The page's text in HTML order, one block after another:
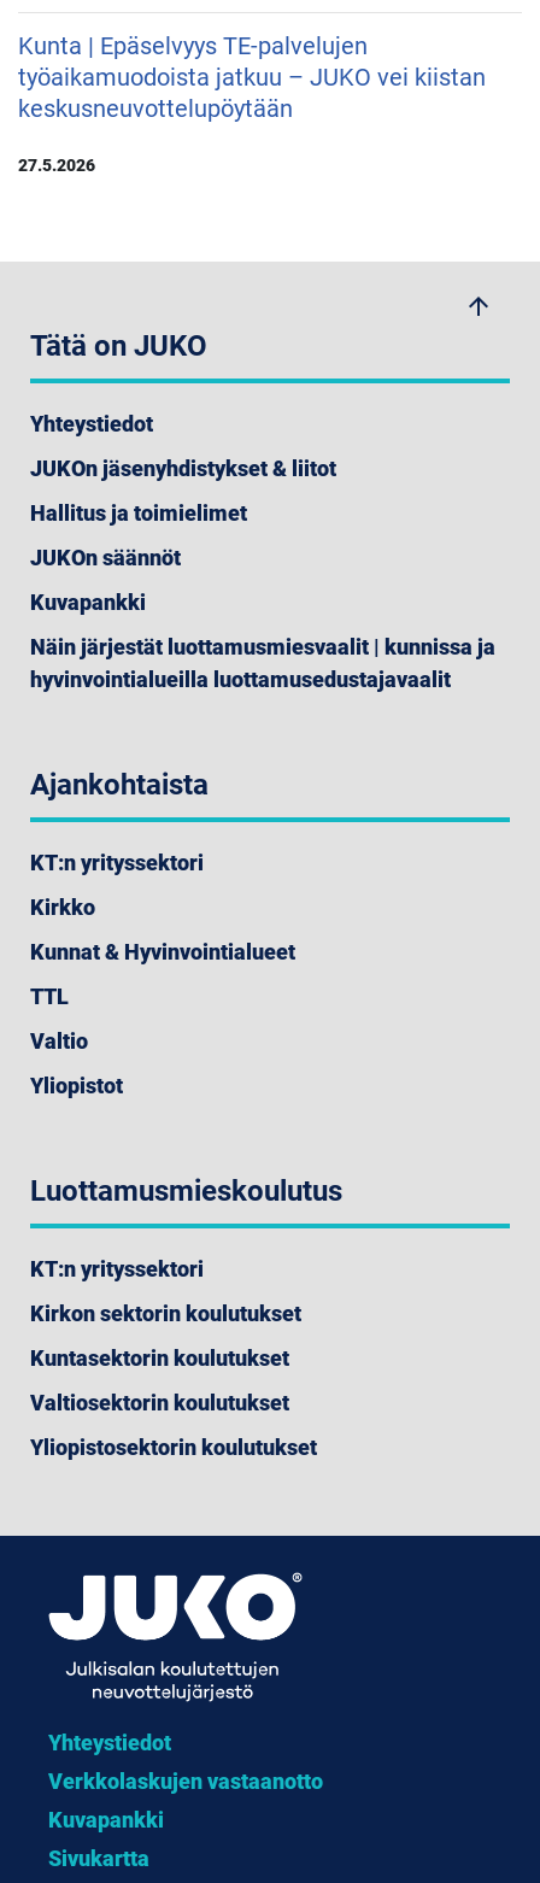
Kunta | Epäselvyys TE-palvelujen
työaikamuodoista jatkuu – JUKO vei kiistan
keskusneuvottelupöytään
27.5.2026
arrow_upwards
Tätä on JUKO
Yhteystiedot
JUKOn jäsenyhdistykset & liitot
Hallitus ja toimielimet
JUKOn säännöt
Kuvapankki
Näin järjestät luottamusmiesvaalit | kunnissa ja
hyvinvointialueilla luottamusedustajavaalit
Ajankohtaista
KT:n yrityssektori
Kirkko
Kunnat & Hyvinvointialueet
TTL
Valtio
Yliopistot
Luottamusmieskoulutus
KT:n yrityssektori
Kirkon sektorin koulutukset
Kuntasektorin koulutukset
Valtiosektorin koulutukset
Yliopistosektorin koulutukset
Yhteystiedot
Verkkolaskujen vastaanotto
Kuvapankki
Sivukartta